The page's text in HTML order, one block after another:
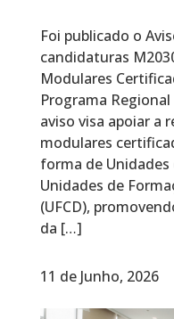
Foi publicado o
candidaturas
Modulares
Programa
aviso visa apoiar a
modulares
forma de Unidades
Unidades de
(UFCD),
da […]
11 de Junho, 2026